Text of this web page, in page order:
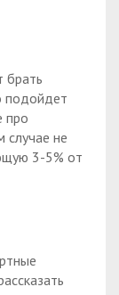
брать
подойдет
про
случае не
3-5% от